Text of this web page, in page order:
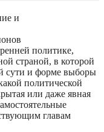
и
политике,
страной, в которой
сути и форме выборы
политической
или даже явная
главам